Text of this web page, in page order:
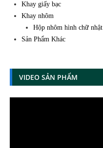
Khay giấy bạc
Khay nhôm
Hộp nhôm hình chữ nhật
Sản Phẩm Khác
VIDEO SẢN PHẨM